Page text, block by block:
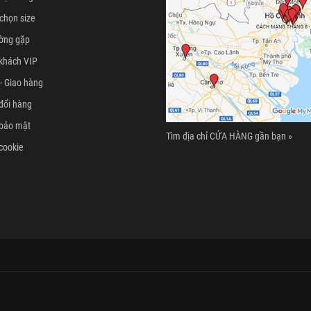
size
gặp
VIP
Giao hàng
hàng
mật
Tìm địa chỉ CỬA HÀNG gần bạn »